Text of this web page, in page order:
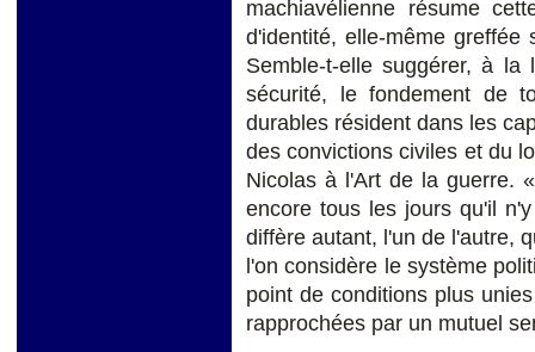
machiavélienne résume
d'identité, elle-même greffée
Semble-t-elle suggérer, à
sécurité, le fondement de
durables résident dans les
des convictions civiles et du
Nicolas à l'Art de la guerre.
encore tous les jours qu'il
diffère autant, l'un de l'autre,
l'on considère le système
point de conditions plus
rapprochées par un mutuel